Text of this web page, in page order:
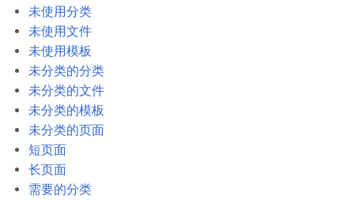
未使用分类
未使用文件
未使用模板
未分类的分类
未分类的文件
未分类的模板
未分类的页面
短页面
长页面
需要的分类